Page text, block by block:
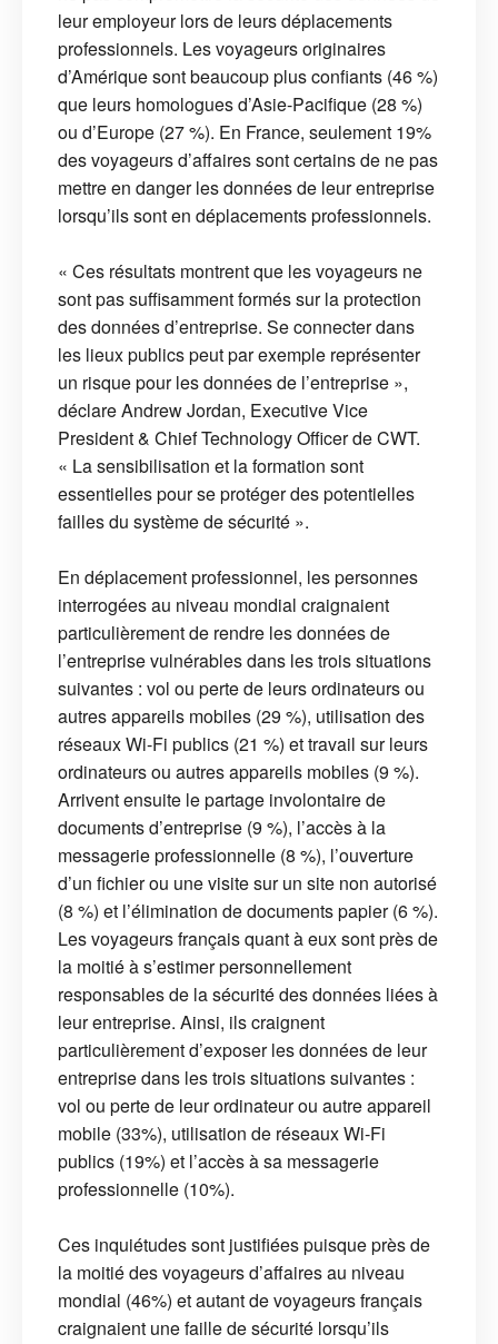
leur employeur lors de leurs déplacements
professionnels. Les voyageurs originaires
d’Amérique sont beaucoup plus confiants (46 %)
que leurs homologues d’Asie-Pacifique (28 %)
ou d’Europe (27 %). En France, seulement 19%
des voyageurs d’affaires sont certains de ne pas
mettre en danger les données de leur entreprise
lorsqu’ils sont en déplacements professionnels.
« Ces résultats montrent que les voyageurs ne
sont pas suffisamment formés sur la protection
des données d’entreprise. Se connecter dans
les lieux publics peut par exemple représenter
un risque pour les données de l’entreprise »,
déclare Andrew Jordan, Executive Vice
President & Chief Technology Officer de CWT.
« La sensibilisation et la formation sont
essentielles pour se protéger des potentielles
failles du système de sécurité ».
En déplacement professionnel, les personnes
interrogées au niveau mondial craignaient
particulièrement de rendre les données de
l’entreprise vulnérables dans les trois situations
suivantes : vol ou perte de leurs ordinateurs ou
autres appareils mobiles (29 %), utilisation des
réseaux Wi-Fi publics (21 %) et travail sur leurs
ordinateurs ou autres appareils mobiles (9 %).
Arrivent ensuite le partage involontaire de
documents d’entreprise (9 %), l’accès à la
messagerie professionnelle (8 %), l’ouverture
d’un fichier ou une visite sur un site non autorisé
(8 %) et l’élimination de documents papier (6 %).
Les voyageurs français quant à eux sont près de
la moitié à s’estimer personnellement
responsables de la sécurité des données liées à
leur entreprise. Ainsi, ils craignent
particulièrement d’exposer les données de leur
entreprise dans les trois situations suivantes :
vol ou perte de leur ordinateur ou autre appareil
mobile (33%), utilisation de réseaux Wi-Fi
publics (19%) et l’accès à sa messagerie
professionnelle (10%).
Ces inquiétudes sont justifiées puisque près de
la moitié des voyageurs d’affaires au niveau
mondial (46%) et autant de voyageurs français
craignaient une faille de sécurité lorsqu’ils